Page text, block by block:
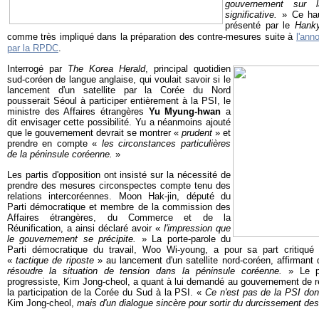
gouvernement
significative. » Ce
présenté par le
comme très impliqué dans la préparation des contre-mesures suite à
par la RPDC.
Interrogé par The Korea Herald, principal quotidien
sud-coréen de langue anglaise, qui voulait savoir si le
lancement d'un satellite par la Corée du Nord
pousserait Séoul à participer entièrement à la PSI, le
ministre des Affaires étrangères Yu Myung-hwan a
dit envisager cette possibilité. Yu a néanmoins ajouté
que le gouvernement devrait se montrer « prudent » et
prendre en compte « les circonstances particulières
de la péninsule coréenne. »
Les partis d'opposition ont insisté sur la nécessité de
prendre des mesures circonspectes compte tenu des
relations intercoréennes. Moon Hak-jin, député du
Parti démocratique et membre de la commission des
Affaires étrangères, du Commerce et de la
Réunification, a ainsi déclaré avoir « l'impression que
le gouvernement se précipite.
» La porte-parole du
Parti démocratique du travail, Woo Wi-young, a pour sa part
«tactique de riposte» au lancement d'un satellite nord-coréen,
résoudre la situation de tension dans la péninsule coréenne.
» Le
progressiste, Kim Jong-cheol, a quant à lui demandé au gouvernement de
la participation de la Corée du Sud à la PSI. « Ce n'est pas de la PSI
Kim Jong-cheol, mais d'un dialogue sincère pour sortir du durcissement